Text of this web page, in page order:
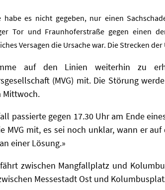
habe es nicht gegeben, nur einen
Tor und Fraunhoferstraße gegen einen
Versagen die Ursache war. Die Strecken
auf den Linien weiterhin zu
(MVG) mit. Die Störung
Mittwoch.
passierte gegen 17.30 Uhr am Ende
MVG mit, es sei noch unklar, wann er
einer Lösung.»
zwischen Mangfallplatz und
Messestadt Ost und